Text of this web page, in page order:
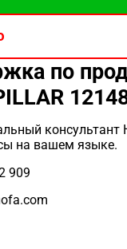
по
консультант
на вашем языке.
909